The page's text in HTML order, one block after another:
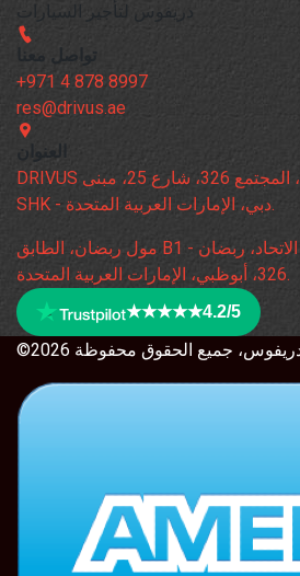
دريفوس لتأجير السيارات
تواصل معنا
+971 4 878 8997
res@drivus.ae
العنوان
DRIVUS لتأجير السيارات الجمّاف، المجتمع 326، شارع 25، مبنى
SHK - دبي، الإمارات العربية المتحدة.
مول ربضان، الطابق B1 - شارع الاتحاد، ربضان - RB8 - المجتمع
326، أبوظبي، الإمارات العربية المتحدة.
★★★★★4.2/5